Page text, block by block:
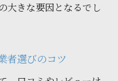
大きな要因となるでし
者選びのコツ